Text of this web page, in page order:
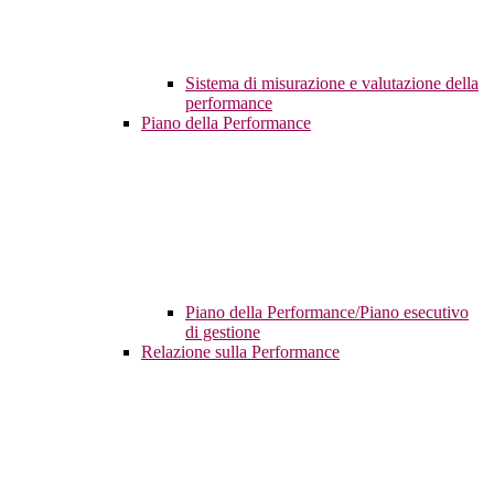
Sistema di misurazione e valutazione della
performance
Piano della Performance
Piano della Performance/Piano esecutivo
di gestione
Relazione sulla Performance